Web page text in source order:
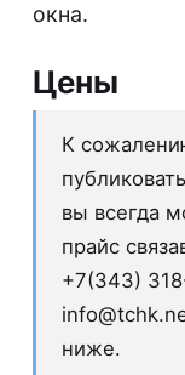
окна.
Цены
К
вы всегда
прайс
+7(343)
ниже.